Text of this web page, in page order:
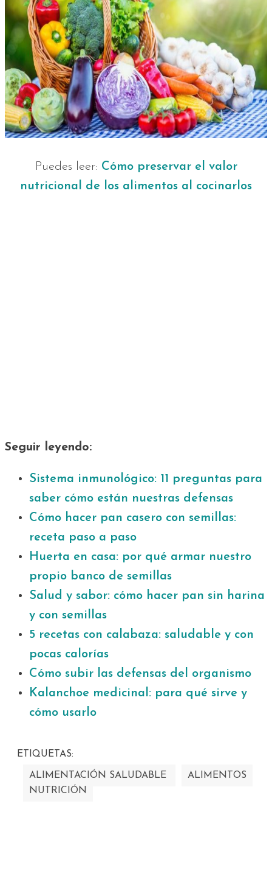
Puedes leer: Cómo preservar el valor
nutricional de los alimentos al cocinarlos
Seguir leyendo:
Sistema inmunológico: 11 preguntas para
saber cómo están nuestras defensas
Cómo hacer pan casero con semillas:
receta paso a paso
Huerta en casa: por qué armar nuestro
propio banco de semillas
Salud y sabor: cómo hacer pan sin harina
y con semillas
5 recetas con calabaza: saludable y con
pocas calorías
Cómo subir las defensas del organismo
Kalanchoe medicinal: para qué sirve y
cómo usarlo
ETIQUETAS:
ALIMENTACIÓN SALUDABLE
ALIMENTOS
NUTRICIÓN